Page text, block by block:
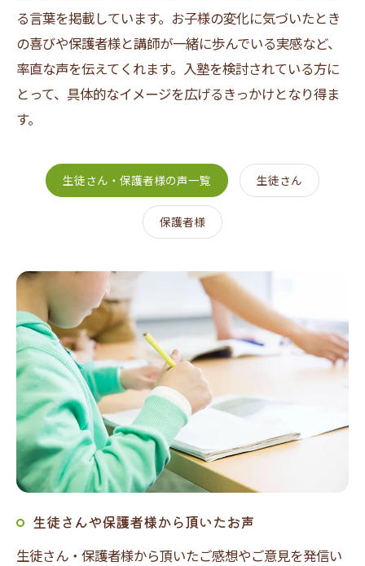
る言葉を掲載しています。お子様の変化に気づいたとき
の喜びや保護者様と講師が一緒に歩んでいる実感など、
率直な声を伝えてくれます。入塾を検討されている方に
とって、具体的なイメージを広げるきっかけとなり得ま
す。
生徒さん・保護者様の声一覧 生徒さん
保護者様
生徒さんや保護者様から頂いたお声
生徒さん・保護者様から頂いたご感想やご意見を発信い